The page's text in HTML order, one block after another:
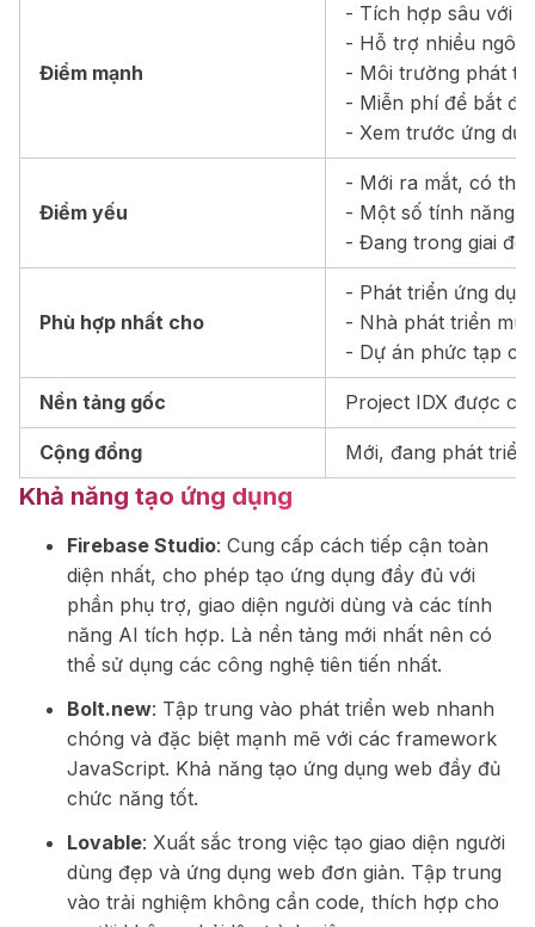
Điểm mạnh
- Tích hợp sâu với
- Hỗ trợ nhiều
- Môi trường phát
- Miễn phí để bắt
- Xem trước ứng
Điểm yếu
- Mới ra mắt, có thể
- Một số tính năng
- Đang trong giai
Phù hợp nhất cho
- Phát triển ứng
- Nhà phát triển
- Dự án phức tạp
Nền tảng gốc Project IDX được
Cộng đồng Mới, đang phát triển
Khả năng tạo ứng dụng
Firebase Studio: Cung cấp cách tiếp cận toàn
diện nhất, cho phép tạo ứng dụng đầy đủ với
phần phụ trợ, giao diện người dùng và các tính
năng AI tích hợp. Là nền tảng mới nhất nên có
thể sử dụng các công nghệ tiên tiến nhất.
Bolt.new: Tập trung vào phát triển web nhanh
chóng và đặc biệt mạnh mẽ với các framework
JavaScript. Khả năng tạo ứng dụng web đầy đủ
chức năng tốt.
Lovable: Xuất sắc trong việc tạo giao diện người
dùng đẹp và ứng dụng web đơn giản. Tập trung
vào trải nghiệm không cần code, thích hợp cho